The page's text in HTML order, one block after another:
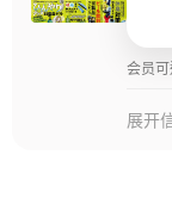
会员
展开